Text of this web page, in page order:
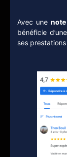
Avec une
bénéficie
ses